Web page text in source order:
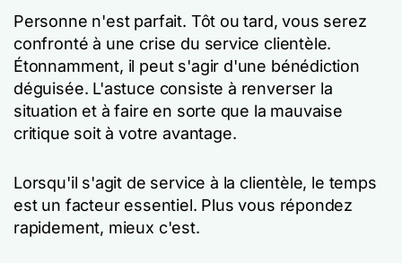
Personne n'est parfait. Tôt ou tard, vous serez
confronté à une crise du service clientèle.
Étonnamment, il peut s'agir d'une bénédiction
déguisée. L'astuce consiste à renverser la
situation et à faire en sorte que la mauvaise
critique soit à votre avantage.
Lorsqu'il s'agit de service à la clientèle, le temps
est un facteur essentiel. Plus vous répondez
rapidement, mieux c'est.